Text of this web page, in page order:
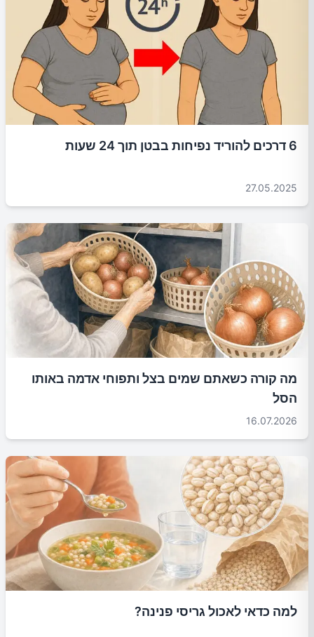
6 דרכים להוריד נפיחות בבטן תוך 24 שעות
27.05.2025
מה קורה כשאתם שמים בצל ותפוחי אדמה באותו
הסל
16.07.2026
למה כדאי לאכול גריסי פנינה?